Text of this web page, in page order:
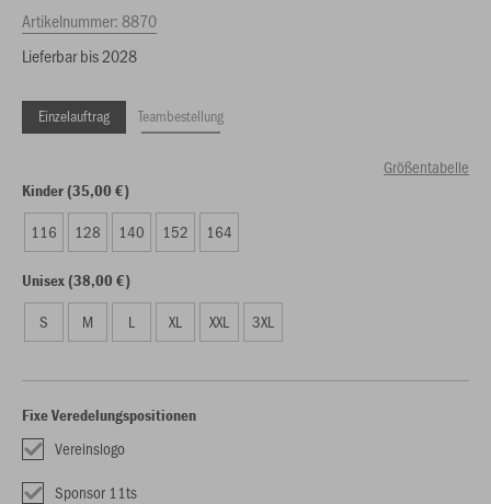
Artikelnummer:8870
Lieferbar bis 2028
Einzelauftrag Teambestellung
Größentabelle
Kinder (35,00 €)
116 128 140 152 164
Unisex (38,00 €)
S M L XL XXL 3XL
Fixe Veredelungspositionen
Vereinslogo
Sponsor 11ts